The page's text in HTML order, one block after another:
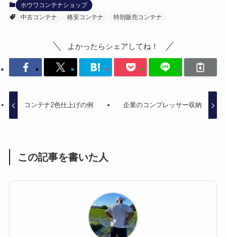
ホウワコンテナショップ
中古コンテナ
格安コンテナ 特別販売コンテナ
よかったらシェアしてね！
コンテナ2色仕上げの例 企業のコンプレッサー収納
この記事を書いた人